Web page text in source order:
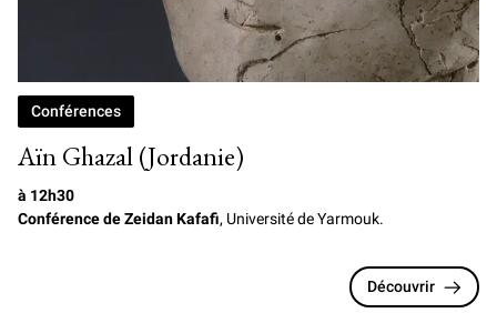
Aïn Ghazal (Jordanie)
Conférences
à 12h30
Conférence de Zeidan Kafafi, Université de Yarmouk.
Découvrir